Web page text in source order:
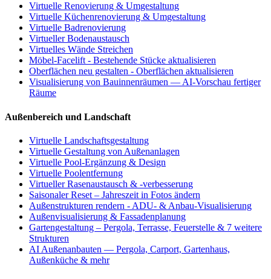
Virtuelle Renovierung & Umgestaltung
Virtuelle Küchenrenovierung & Umgestaltung
Virtuelle Badrenovierung
Virtueller Bodenaustausch
Virtuelles Wände Streichen
Möbel-Facelift - Bestehende Stücke aktualisieren
Oberflächen neu gestalten - Oberflächen aktualisieren
Visualisierung von Bauinnenräumen — AI-Vorschau fertiger
Räume
Außenbereich und Landschaft
Virtuelle Landschaftsgestaltung
Virtuelle Gestaltung von Außenanlagen
Virtuelle Pool-Ergänzung & Design
Virtuelle Poolentfernung
Virtueller Rasenaustausch & -verbesserung
Saisonaler Reset – Jahreszeit in Fotos ändern
Außenstrukturen rendern - ADU- & Anbau-Visualisierung
Außenvisualisierung & Fassadenplanung
Gartengestaltung – Pergola, Terrasse, Feuerstelle & 7 weitere
Strukturen
AI Außenanbauten — Pergola, Carport, Gartenhaus,
Außenküche & mehr